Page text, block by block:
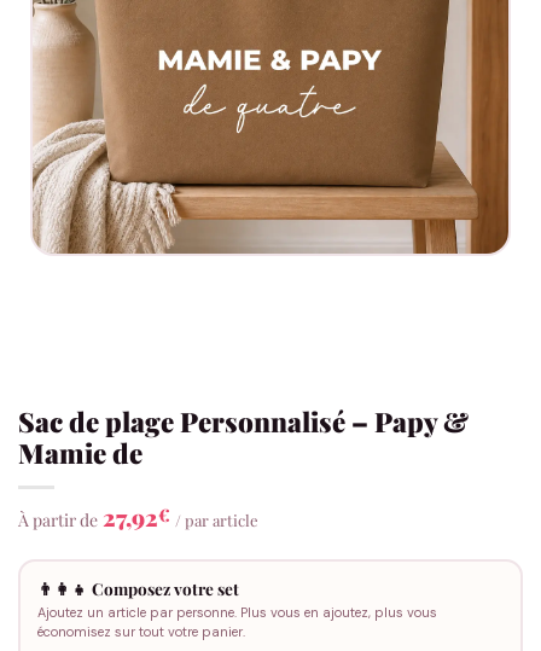
Sac de plage Personnalisé – Papy &
Mamie de
À partir de 27,92€ / par article
👨‍👩‍👧 Composez votre set
Ajoutez un article par personne. Plus vous en ajoutez, plus vous
économisez sur tout votre panier.